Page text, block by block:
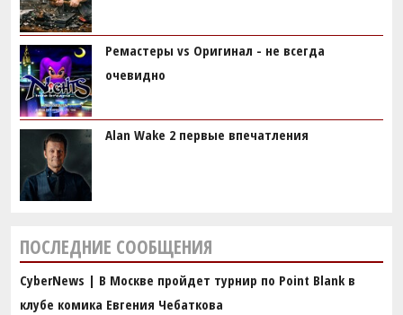
Ремастеры vs Оригинал - не всегда
очевидно
Alan Wake 2 первые впечатления
ПОСЛЕДНИЕ СООБЩЕНИЯ
CyberNews | В Москве пройдет турнир по Point Blank в
клубе комика Евгения Чебаткова